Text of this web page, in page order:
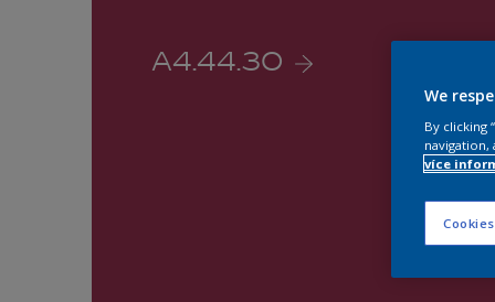
A4.44.30
We
By clicking
navigation,
více